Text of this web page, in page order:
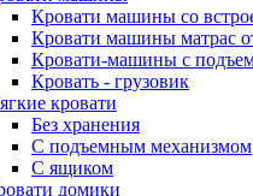
Кровати машины со
Кровати машины матрас
Кровати-машины с
Кровать - грузовик
кровати
Без хранения
С подъемным механизмом
С ящиком
домики